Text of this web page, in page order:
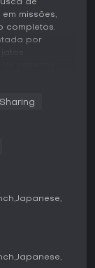
de
missões,
completos.
por
acessíveis e
torno de
barrel rolls e
armas vão de
como
equilibra
em
Japanese
Japanese